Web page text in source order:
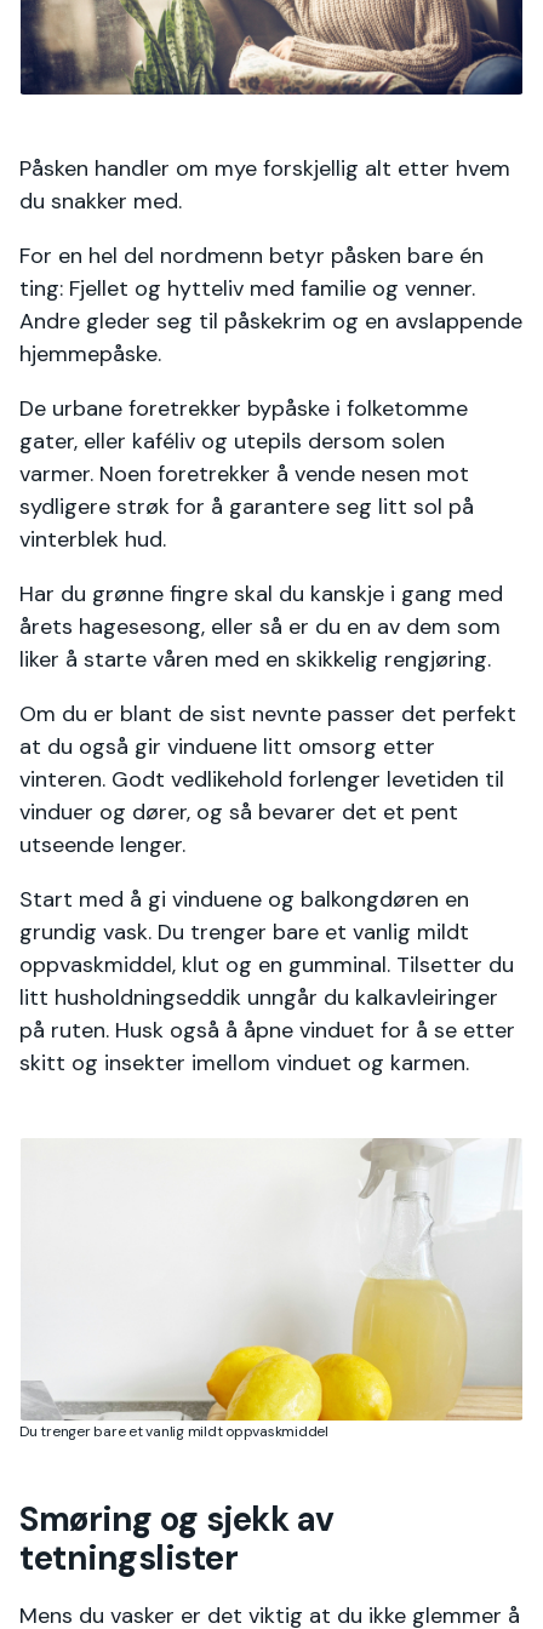
Påsken handler om mye forskjellig alt etter hvem
du snakker med.
For en hel del nordmenn betyr påsken bare én
ting: Fjellet og hytteliv med familie og venner.
Andre gleder seg til påskekrim og en avslappende
hjemmepåske.
De urbane foretrekker bypåske i folketomme
gater, eller kaféliv og utepils dersom solen
varmer. Noen foretrekker å vende nesen mot
sydligere strøk for å garantere seg litt sol på
vinterblek hud.
Har du grønne fingre skal du kanskje i gang med
årets hagesesong, eller så er du en av dem som
liker å starte våren med en skikkelig rengjøring.
Om du er blant de sist nevnte passer det perfekt
at du også gir vinduene litt omsorg etter
vinteren. Godt vedlikehold forlenger levetiden til
vinduer og dører, og så bevarer det et pent
utseende lenger.
Start med å gi vinduene og balkongdøren en
grundig vask. Du trenger bare et vanlig mildt
oppvaskmiddel, klut og en gumminal. Tilsetter du
litt husholdningseddik unngår du kalkavleiringer
på ruten. Husk også å åpne vinduet for å se etter
skitt og insekter imellom vinduet og karmen.
Du trenger bare et vanlig mildt oppvaskmiddel
Smøring og sjekk av
tetningslister
Mens du vasker er det viktig at du ikke glemmer å